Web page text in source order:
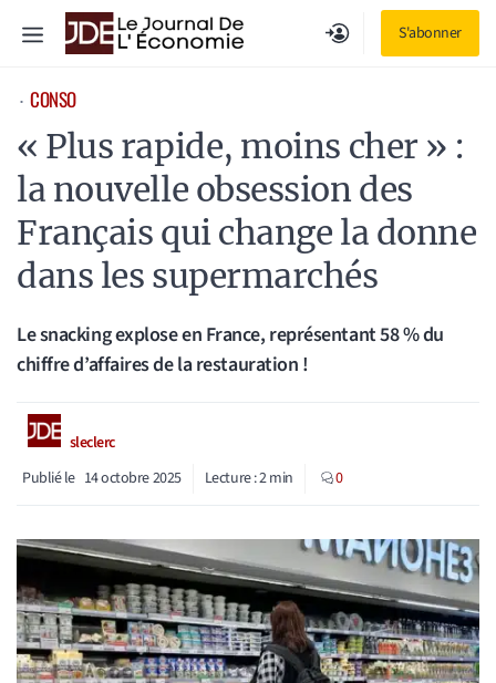
S'abonner
Menu
⋅ CONSO
« Plus rapide, moins cher » :
la nouvelle obsession des
Français qui change la donne
dans les supermarchés
Le snacking explose en France, représentant 58 % du
chiffre d’affaires de la restauration !
sleclerc
Publié le 14 octobre 2025 Lecture :2min 0